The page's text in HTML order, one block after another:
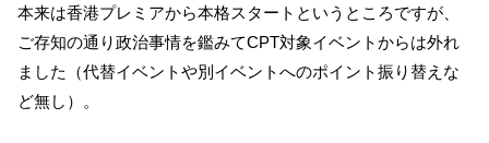
本来は香港プレミアから本格スタートというところですが、
ご存知の通り政治事情を鑑みてCPT対象イベントからは外れ
ました（代替イベントや別イベントへのポイント振り替えな
ど無し）。